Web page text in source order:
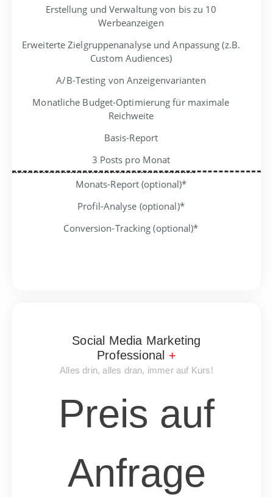
Erstellung und Verwaltung von bis zu 10
Werbeanzeigen
Erweiterte Zielgruppenanalyse und Anpassung (z.B.
Custom Audiences)
A/B-Testing von Anzeigenvarianten
Monatliche Budget-Optimierung für maximale
Reichweite
Basis-Report
3 Posts pro Monat
Monats-Report (optional)*
Profil-Analyse (optional)*
Conversion-Tracking (optional)*
Social Media Marketing
Professional +
Alles drin, alles dran, immer auf Kurs!
Preis auf
Anfrage